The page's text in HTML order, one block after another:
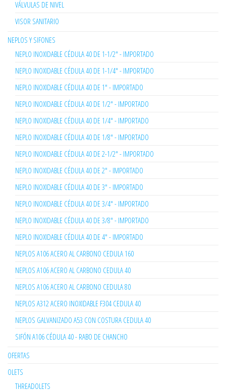
VÁLVULAS DE NIVEL
VISOR SANITARIO
NEPLOS Y SIFONES
NEPLO INOXIDABLE CÉDULA 40 DE 1-1/2" - IMPORTADO
NEPLO INOXIDABLE CÉDULA 40 DE 1-1/4" - IMPORTADO
NEPLO INOXIDABLE CÉDULA 40 DE 1" - IMPORTADO
NEPLO INOXIDABLE CÉDULA 40 DE 1/2" - IMPORTADO
NEPLO INOXIDABLE CÉDULA 40 DE 1/4" - IMPORTADO
NEPLO INOXIDABLE CÉDULA 40 DE 1/8" - IMPORTADO
NEPLO INOXIDABLE CÉDULA 40 DE 2-1/2" - IMPORTADO
NEPLO INOXIDABLE CÉDULA 40 DE 2" - IMPORTADO
NEPLO INOXIDABLE CÉDULA 40 DE 3" - IMPORTADO
NEPLO INOXIDABLE CÉDULA 40 DE 3/4" - IMPORTADO
NEPLO INOXIDABLE CÉDULA 40 DE 3/8" - IMPORTADO
NEPLO INOXIDABLE CÉDULA 40 DE 4" - IMPORTADO
NEPLOS A106 ACERO AL CARBONO CEDULA 160
NEPLOS A106 ACERO AL CARBONO CEDULA 40
NEPLOS A106 ACERO AL CARBONO CEDULA 80
NEPLOS A312 ACERO INOXIDABLE F304 CEDULA 40
NEPLOS GALVANIZADO A53 CON COSTURA CEDULA 40
SIFÓN A106 CÉDULA 40 - RABO DE CHANCHO
OFERTAS
OLETS
THREADOLETS